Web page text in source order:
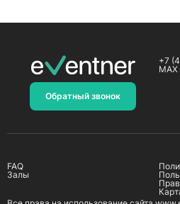
Обратный звонок
+7
MAX
FAQ
Залы